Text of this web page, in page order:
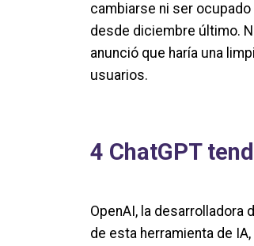
cambiarse ni ser
desde diciembre último.
anunció que haría una
usuarios.
4 ChatGPT
OpenAI, la desarrolladora
de esta herramienta de